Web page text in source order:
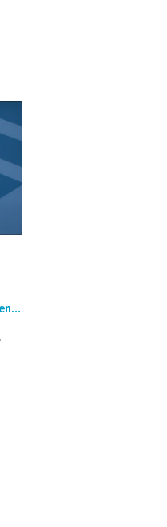
Interview | Peter Staal &amp; Kirsten Wagenaar